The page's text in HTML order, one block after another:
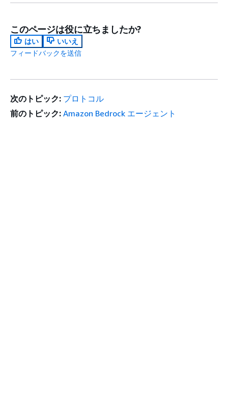
このページは役に立ちましたか?
はい
いいえ
フィードバックを送信
次のトピック: プロトコル
前のトピック: Amazon Bedrock エージェント